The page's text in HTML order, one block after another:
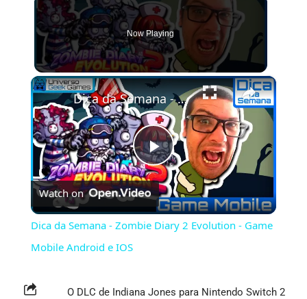
Now Playing
×
Play
Video
Dica da Semana - Zombie Diary 2 Evolution - Game Mobile Android e IOS
Watch on
Dica da Semana - Zombie Diary 2 Evolution - Game
Mobile Android e IOS
O DLC de Indiana Jones para Nintendo Switch 2